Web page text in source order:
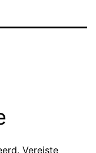
Vereiste